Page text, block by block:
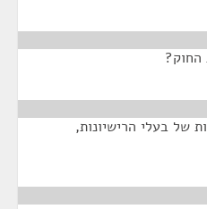
של בעלי הרישיונות,